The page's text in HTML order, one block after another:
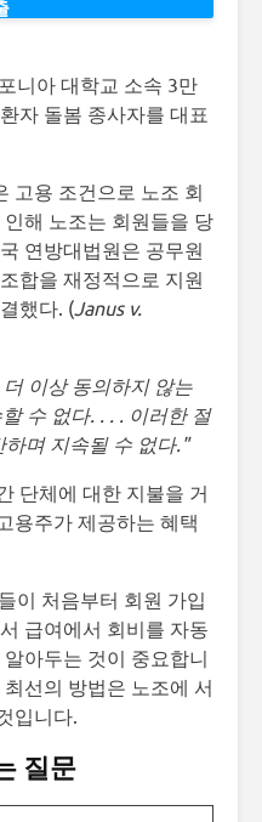
니아 대학교 소속 3만
자 돌봄 종사자를 대표
고용 조건으로 노조 회
해 노조는 회원들을 당
연방대법원은 공무원
합을 재정적으로 지원
했다. (Janus v.
이상 동의하지 않는
수 없다. . . . 이러한 절
며 지속될 수 없다."
단체에 대한 지불을 거
용주가 제공하는 혜택
이 처음부터 회원 가입
급여에서 회비를 자동
아두는 것이 중요합니
선의 방법은 노조에 서
입니다.
질문